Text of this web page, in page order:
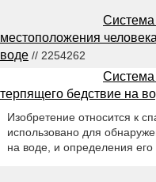
Система
местоположения
воде // 2254262
Система
терпящего бедствие на
Изобретение относится к
использовано для
на воде, и определения его